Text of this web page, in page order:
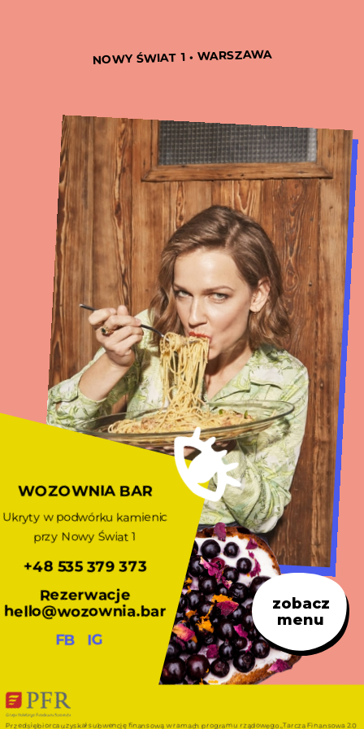
WOZOWNIA BAR
Ukryty w podwórku kamienic
przy Nowy Świat 1
+48 535 379 373
Rezerwacje
hello@wozownia.bar
FB
IG
Przedsiębiorca uzyskał subwencję finansową w ramach programu rządowego „Tarcza Finansowa 2.0
NOWY ŚWIAT 1 • WARSZAWA
zobacz
menu